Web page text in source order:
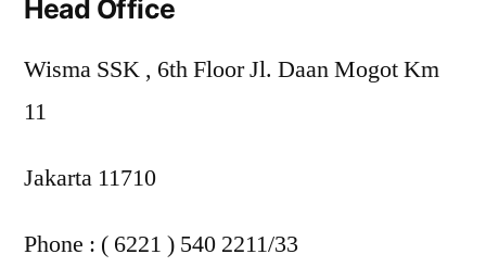
Head Office
Wisma SSK , 6th Floor Jl. Daan Mogot Km
11
Jakarta 11710
Phone : ( 6221 ) 540 2211/33